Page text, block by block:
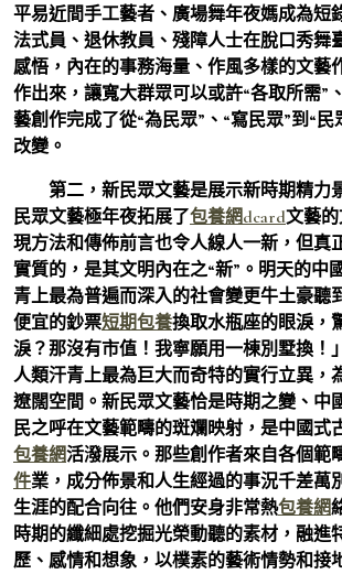
平易近間手工藝者、廣場舞年夜媽成為短
法式員、退休教員、殘障人士在脫口秀舞
感悟，內在的事務海量、作風多樣的文藝
作出來，讓寬大群眾可以或許“各取所需”
藝創作完成了從“為民眾”、“寫民眾”到“民
改變。
第二，新民眾文藝是展示新時期精力
民眾文藝極年夜拓展了包養網dcard文藝
現方法和傳佈前言也令人線人一新，但真
實質的，是其文明內在之“新”。明天的中
青上最為普遍而深入的社會變更牛土豪聽
便宜的鈔票短期包養換取水瓶座的眼淚，
淚？那沒有市值！我寧願用一棟別墅換！
人類汗青上最為巨大而奇特的實行立異，
遼闊空間。新民眾文藝恰是時期之變、中
民之呼在文藝範疇的斑斕映射，是中國式
包養網活潑展示。那些創作者來自各個範
件業，成分佈景和人生經過的事況千差萬
生涯的配合向往。他們安身非常熱包養網
時期的纖細處挖掘光榮動聽的素材，融進
歷、感情和想象，以樸素的藝術情勢和接